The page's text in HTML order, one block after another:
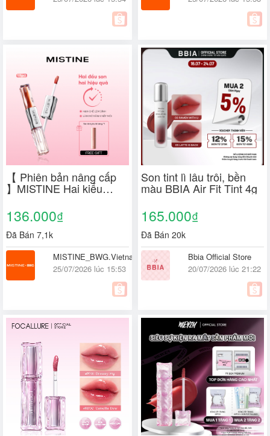
【 Phiên bản nâng cấp
】MISTINE Hai kiểu
trang điểm môi Mềm mịn
mỏng nhẹ Khóa màu bền
lâu Không dễ dính cốc
1.5g+1.5g
136.000₫
Đã Bán 7,1k
MISTINE_BWG.Vietnam
25/07/2026 lúc 15:53
Son tint lì lâu trôi, bền
màu BBIA Air Fit Tint 4g
165.000₫
Đã Bán 20k
Bbia Official Store
20/07/2026 lúc 21:22